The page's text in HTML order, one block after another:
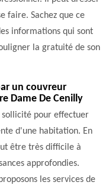
faire. Sachez que ce
informations qui sont
la gratuité de son
un couvreur
Dame De Cenilly
sollicité pour effectuer
d'une habitation. En
être très difficile à
approfondies.
les services de